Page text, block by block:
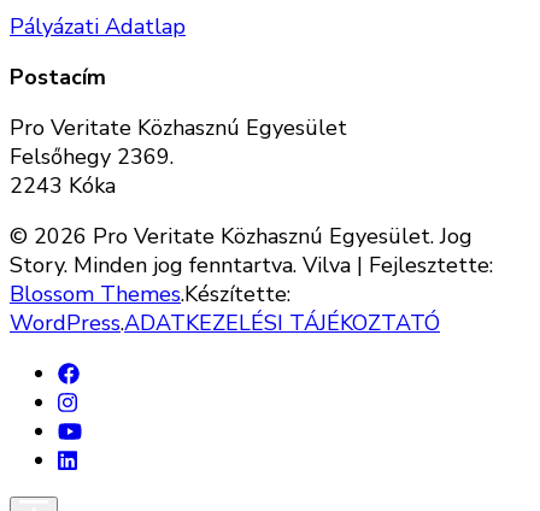
Pályázati Adatlap
Postacím
Pro Veritate Közhasznú Egyesület
Felsőhegy 2369.
2243 Kóka
© 2026 Pro Veritate Közhasznú Egyesület. Jog
Story. Minden jog fenntartva. Vilva | Fejlesztette:
Blossom Themes.Készítette:
WordPress.ADATKEZELÉSI TÁJÉKOZTATÓ